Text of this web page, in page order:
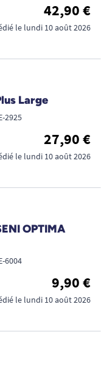
42,90 €
le lundi 10 août 2026
Large
2925
27,90 €
le lundi 10 août 2026
OPTIMA
6004
9,90 €
le lundi 10 août 2026